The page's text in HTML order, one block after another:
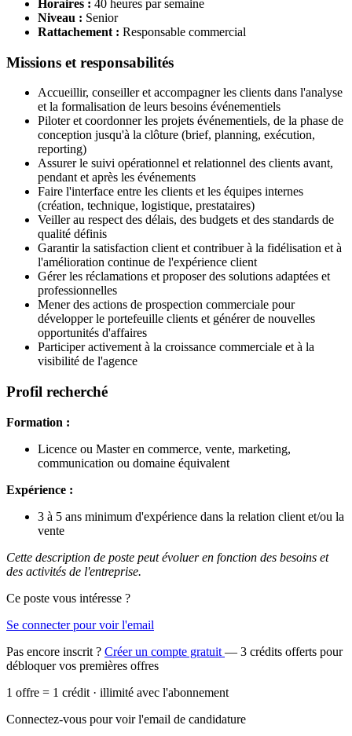
Horaires : 40 heures par semaine
Niveau : Senior
Rattachement : Responsable commercial
Missions et responsabilités
Accueillir, conseiller et accompagner les clients dans l'analyse
et la formalisation de leurs besoins événementiels
Piloter et coordonner les projets événementiels, de la phase de
conception jusqu'à la clôture (brief, planning, exécution,
reporting)
Assurer le suivi opérationnel et relationnel des clients avant,
pendant et après les événements
Faire l'interface entre les clients et les équipes internes
(création, technique, logistique, prestataires)
Veiller au respect des délais, des budgets et des standards de
qualité définis
Garantir la satisfaction client et contribuer à la fidélisation et à
l'amélioration continue de l'expérience client
Gérer les réclamations et proposer des solutions adaptées et
professionnelles
Mener des actions de prospection commerciale pour
développer le portefeuille clients et générer de nouvelles
opportunités d'affaires
Participer activement à la croissance commerciale et à la
visibilité de l'agence
Profil recherché
Formation :
Licence ou Master en commerce, vente, marketing,
communication ou domaine équivalent
Expérience :
3 à 5 ans minimum d'expérience dans la relation client et/ou la
vente
Cette description de poste peut évoluer en fonction des besoins et
des activités de l'entreprise.
Ce poste vous intéresse ?
Se connecter pour voir l'email
Pas encore inscrit ? Créer un compte gratuit — 3 crédits offerts pour
débloquer vos premières offres
1 offre = 1 crédit · illimité avec l'abonnement
Connectez-vous pour voir l'email de candidature